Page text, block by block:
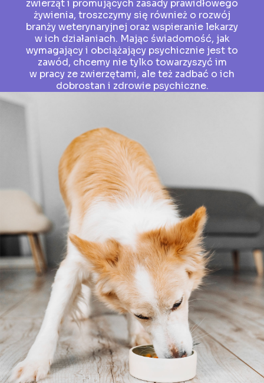
zwierząt i promujących zasady prawidłowego
żywienia, troszczymy się również o rozwój
branży weterynaryjnej oraz wspieranie lekarzy
w ich działaniach. Mając świadomość, jak
wymagający i obciążający psychicznie jest to
zawód, chcemy nie tylko towarzyszyć im
w pracy ze zwierzętami, ale też zadbać o ich
dobrostan i zdrowie psychiczne.